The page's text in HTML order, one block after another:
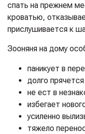
спать на прежнем
кроватью,
прислушивается к
Зооняня на дому
паникует в
долго
не ест в
избегает
усиленно
тяжело